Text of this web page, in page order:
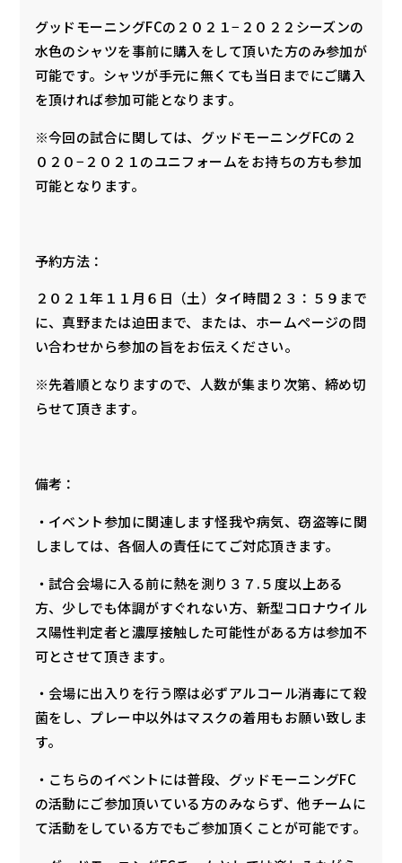
グッドモーニングFCの２０２１−２０２２シーズンの
水色のシャツを事前に購入をして頂いた方のみ参加が
可能です。シャツが手元に無くても当日までにご購入
を頂ければ参加可能となります。
※今回の試合に関しては、グッドモーニングFCの２
０２０−２０２１のユニフォームをお持ちの方も参加
可能となります。
予約方法：
２０２１年１１月６日（土）タイ時間２３：５９まで
に、真野または迫田まで、または、ホームページの問
い合わせから参加の旨をお伝えください。
※先着順となりますので、人数が集まり次第、締め切
らせて頂きます。
備考：
・イベント参加に関連します怪我や病気、窃盗等に関
しましては、各個人の責任にてご対応頂きます。
・試合会場に入る前に熱を測り３７.５度以上ある
方、少しでも体調がすぐれない方、新型コロナウイル
ス陽性判定者と濃厚接触した可能性がある方は参加不
可とさせて頂きます。
・会場に出入りを行う際は必ずアルコール消毒にて殺
菌をし、プレー中以外はマスクの着用もお願い致しま
す。
・こちらのイベントには普段、グッドモーニングFC
の活動にご参加頂いている方のみならず、他チームに
て活動をしている方でもご参加頂くことが可能です。